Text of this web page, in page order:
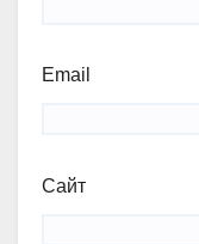
Email
Сайт